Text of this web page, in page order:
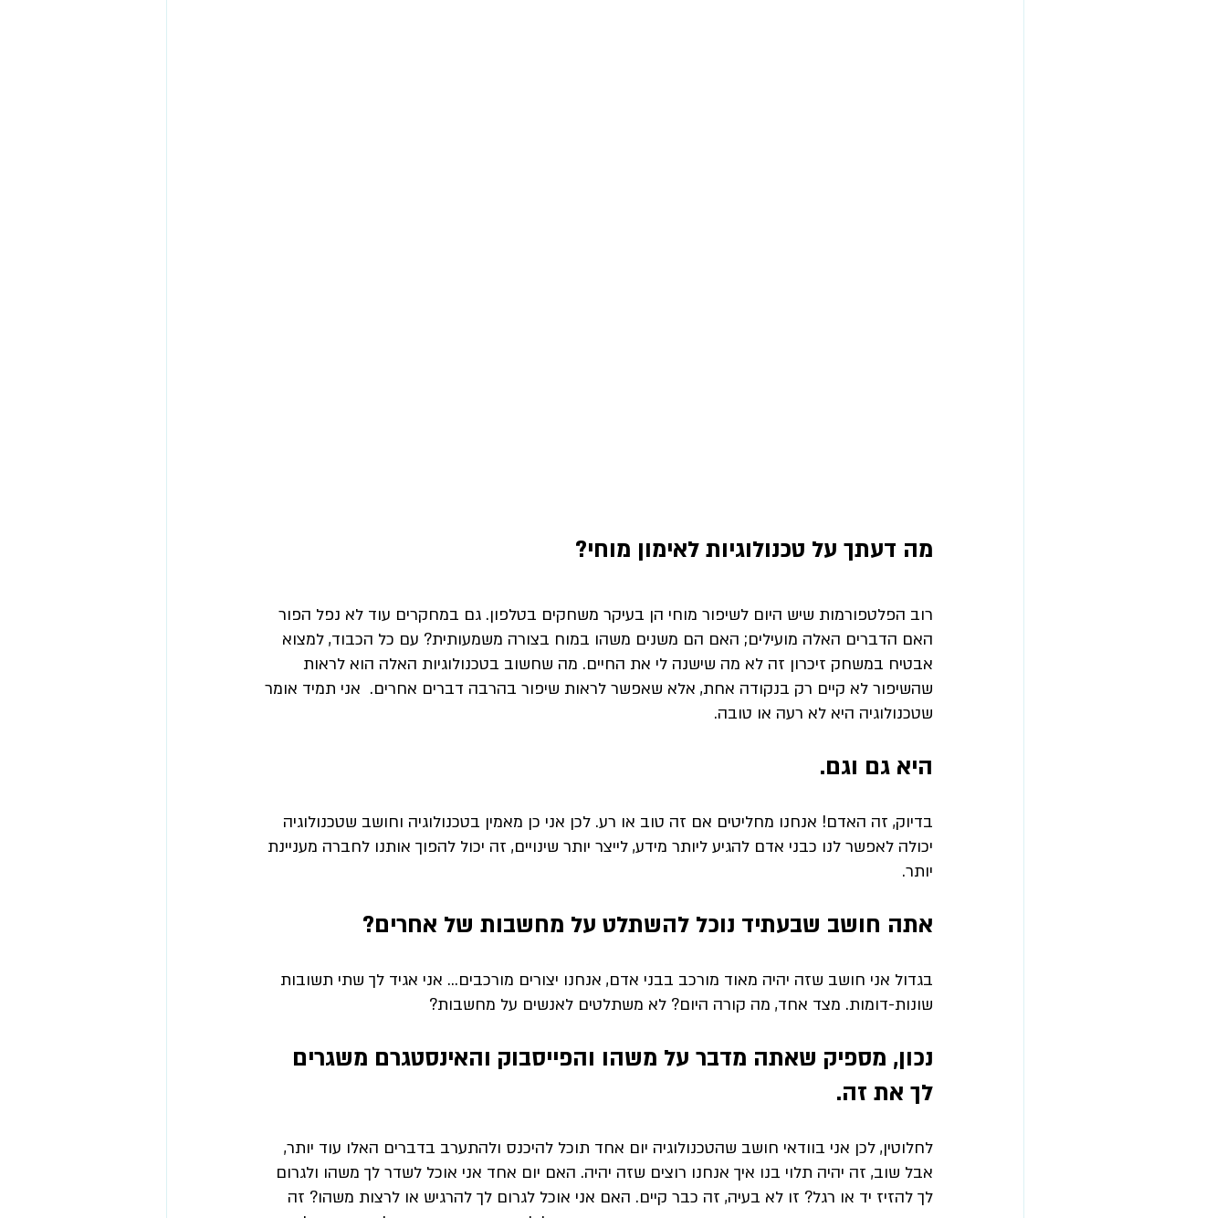
מה דעתך על טכנולוגיות לאימון מוחי?
רוב הפלטפורמות שיש היום לשיפור מוחי הן בעיקר משחקים בטלפון. גם במחקרים עוד לא נפל הפור
האם הדברים האלה מועילים; האם הם משנים משהו במוח בצורה משמעותית? עם כל הכבוד, למצוא
אבטיח במשחק זיכרון זה לא מה שישנה לי את החיים. מה שחשוב בטכנולוגיות האלה הוא לראות
שהשיפור לא קיים רק בנקודה אחת, אלא שאפשר לראות שיפור בהרבה דברים אחרים.  אני תמיד אומר
שטכנולוגיה היא לא רעה או טובה.
היא גם וגם.
בדיוק, זה האדם! אנחנו מחליטים אם זה טוב או רע. לכן אני כן מאמין בטכנולוגיה וחושב שטכנולוגיה
יכולה לאפשר לנו כבני אדם להגיע ליותר מידע, לייצר יותר שינויים, זה יכול להפוך אותנו לחברה מעניינת
יותר.
אתה חושב שבעתיד נוכל להשתלט על מחשבות של אחרים?
בגדול אני חושב שזה יהיה מאוד מורכב בבני אדם, אנחנו יצורים מורכבים... אני אגיד לך שתי תשובות
שונות-דומות. מצד אחד, מה קורה היום? לא משתלטים לאנשים על מחשבות?
נכון, מספיק שאתה מדבר על משהו והפייסבוק והאינסטגרם משגרים
לך את זה.
לחלוטין, לכן אני בוודאי חושב שהטכנולוגיה יום אחד תוכל להיכנס ולהתערב בדברים האלו עוד יותר,
אבל שוב, זה יהיה תלוי בנו איך אנחנו רוצים שזה יהיה. האם יום אחד אני אוכל לשדר לך משהו ולגרום
לך להזיז יד או רגל? זו לא בעיה, זה כבר קיים. האם אני אוכל לגרום לך להרגיש או לרצות משהו? זה